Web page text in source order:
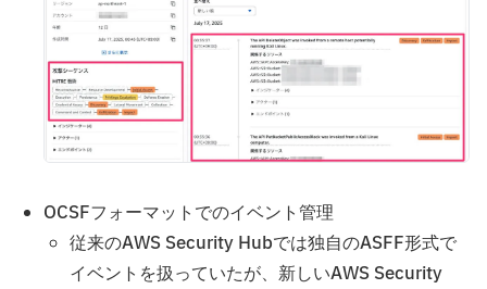
OCSFフォーマットでのイベント管理
従来のAWS Security Hubでは独自のASFF形式で
イベントを扱っていたが、新しいAWS Security